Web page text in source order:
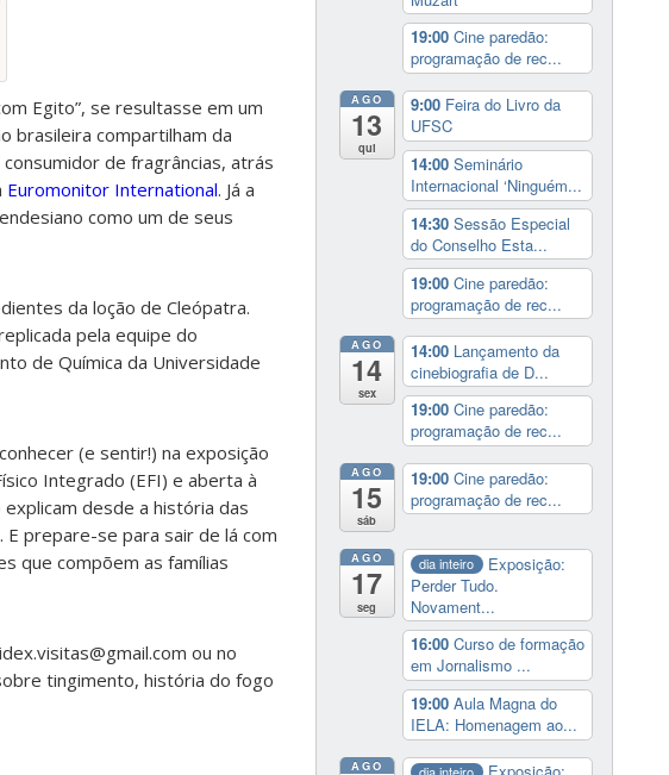
Egito”, se resultasse em um
brasileira compartilham da
de fragrâncias, atrás
Euromonitor International. Já a
como um de seus
da loção de Cleópatra.
pela equipe do
de Química da Universidade
(e sentir!) na exposição
Integrado (EFI) e aberta à
desde a história das
prepare-se para sair de lá com
que compõem as famílias
ou no
tingimento, história do fogo
19:00 Cine paredão:
programação de rec...
AGO
13
qui
9:00 Feira do Livro da
UFSC
14:00 Seminário
Internacional ‘Ninguém...
14:30 Sessão Especial
do Conselho Esta...
19:00 Cine paredão:
programação de rec...
AGO
14
sex
14:00 Lançamento da
cinebiografia de D...
19:00 Cine paredão:
programação de rec...
AGO
15
sáb
19:00 Cine paredão:
programação de rec...
AGO
17
seg
dia inteiro
Exposição:
Perder Tudo.
Novament...
16:00 Curso de formação
em Jornalismo ...
19:00 Aula Magna do
IELA: Homenagem ao...
AGO dia inteiro